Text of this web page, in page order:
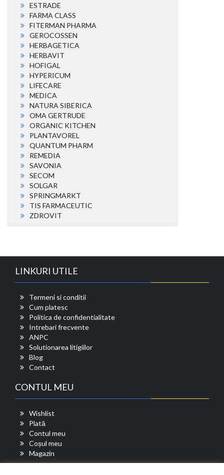
ESTRADE
FARMA CLASS
FITERMAN PHARMA
GEROCOSSEN
HERBAGETICA
HERBAVIT
HOFIGAL
HYPERICUM
LIFECARE
MEDICA
NATURA SIBERICA
OMA GERTRUDE
ORGANIC KITCHEN
PLANTAVOREL
QUANTUM PHARM
REMEDIA
SAVONIA
SECOM
SOLGAR
SPRINGMARKT
TIS FARMACEUTIC
ZDROVIT
LINKURI UTILE
Termeni si conditii
Cum platesc
Politica de confidentialitate
Intrebari frecvente
ANPC
Solutionarea litigiilor
Blog
Contact
CONTUL MEU
Wishlist
Plată
Contul meu
Coșul meu
Magazin